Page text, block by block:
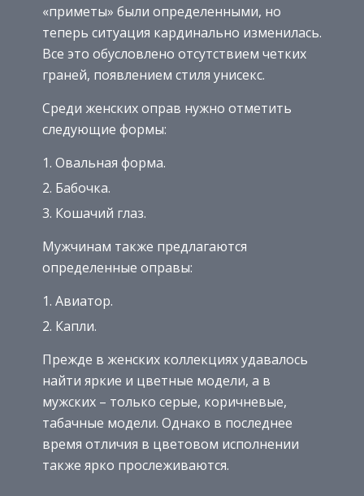
«приметы» были определенными, но
теперь ситуация кардинально изменилась.
Все это обусловлено отсутствием четких
граней, появлением стиля унисекс.
Среди женских оправ нужно отметить
следующие формы:
Овальная форма.
Бабочка.
Кошачий глаз.
Мужчинам также предлагаются
определенные оправы:
Авиатор.
Капли.
Прежде в женских коллекциях удавалось
найти яркие и цветные модели, а в
мужских – только серые, коричневые,
табачные модели. Однако в последнее
время отличия в цветовом исполнении
также ярко прослеживаются.